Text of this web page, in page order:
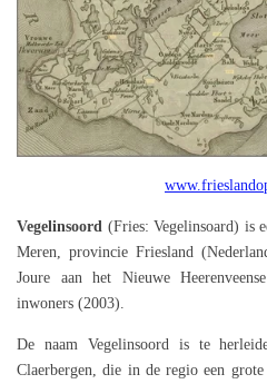
Vegelinsoord (Fries: Vegelinsoard) is
Meren, provincie Friesland
Joure aan het Nieuwe
inwoners (2003).
De naam Vegelinsoord is te
Claerbergen, die in de regio een